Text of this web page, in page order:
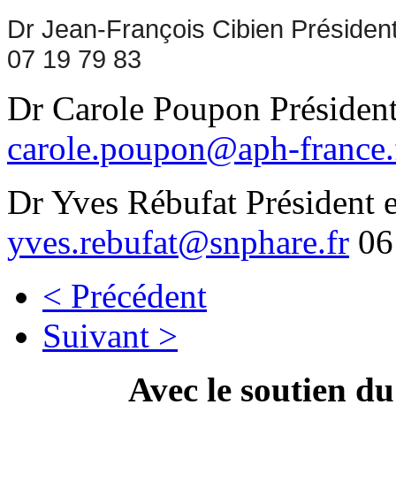
Dr Jean-François Cibien
07 19 79 83
Dr Carole Poupon
carole.poupon@aph-
Dr Yves Rébufat Président
yves.rebufat@snphare.fr
< Précédent
Suivant >
Avec le soutien